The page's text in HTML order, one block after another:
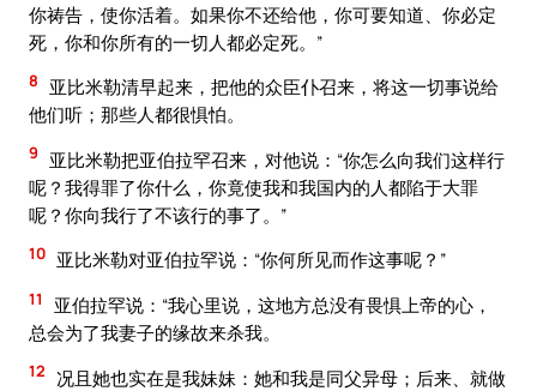
你祷告，使你活着。如果你不还给他，你可要知道、你必定
死，你和你所有的一切人都必定死。”
8
亚比米勒清早起来，把他的众臣仆召来，将这一切事说给
他们听；那些人都很惧怕。
9
亚比米勒把亚伯拉罕召来，对他说：“你怎么向我们这样行
呢？我得罪了你什么，你竟使我和我国内的人都陷于大罪
呢？你向我行了不该行的事了。”
10 亚比米勒对亚伯拉罕说：“你何所见而作这事呢？”
11
亚伯拉罕说：“我心里说，这地方总没有畏惧上帝的心，
总会为了我妻子的缘故来杀我。
12 况且她也实在是我妹妹：她和我是同父异母；后来、就做